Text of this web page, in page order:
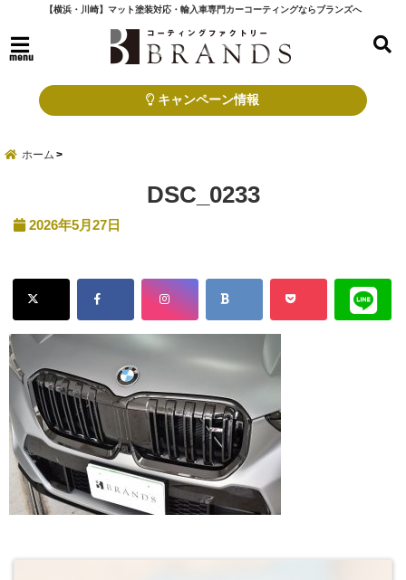
【横浜・川崎】マット塗装対応・輸入車専門カーコーティングならブランズへ
menu
キャンペーン情報
ホーム
DSC_0233
2026年5月27日